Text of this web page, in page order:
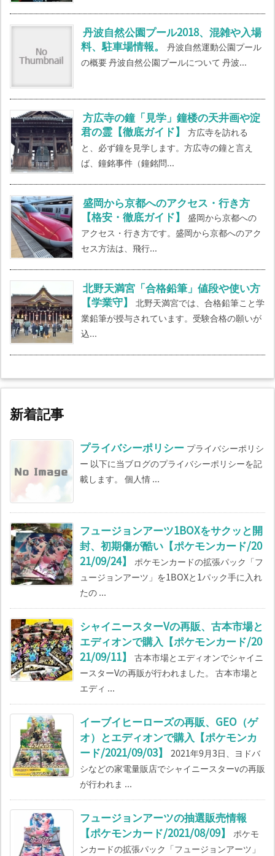
丹波自然公園プール2018、混雑や入場
料、駐車場情報。
丹波自然運動公園プール
の概要 丹波自然公園プールについて 丹波...
方広寺の鐘「見学」鐘楼の天井画や淀
君の霊【徹底ガイド】
方広寺を訪れる
と、必ず鐘を見学します。方広寺の鐘と言え
ば、鐘銘事件（鐘銘問...
盛岡から京都へのアクセス・行き方
【格安・徹底ガイド】
盛岡から京都への
アクセス・行き方です。盛岡から京都へのアク
セス方法は、飛行...
北野天満宮「合格鉛筆」値段や使い方
【学業守】
北野天満宮では、合格鉛筆こと学
業鉛筆が授与されています。受験合格の願いが
込...
新着記事
プライバシーポリシー プライバシーポリシ
ー 以下に当ブログのプライバシーポリシーを記
載します。 個人情 ...
フュージョンアーツ1BOXをサクッと開
封、初期傷が酷い【ポケモンカード/20
21/09/24】
ポケモンカードの拡張パック「フ
ュージョンアーツ」を1BOXと1パック手に入れ
たの ...
シャイニースターVの再販、古本市場と
エディオンで購入【ポケモンカード/20
21/09/11】
古本市場とエディオンでシャイニ
ースターVの再販が行われました。 古本市場と
エディ ...
イーブイヒーローズの再販、GEO（ゲ
オ）とエディオンで購入【ポケモンカ
ード/2021/09/03】
2021年9月3日、ヨドバ
シなどの家電量販店でシャイニースターvの再販
が行われま ...
フュージョンアーツの抽選販売情報
【ポケモンカード/2021/08/09】
ポケモ
ンカードの拡張パック「フュージョンアーツ」